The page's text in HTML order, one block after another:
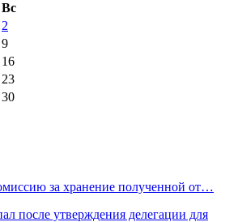
Вс
2
9
16
23
30
за хранение полученной от…
после утверждения делегации для